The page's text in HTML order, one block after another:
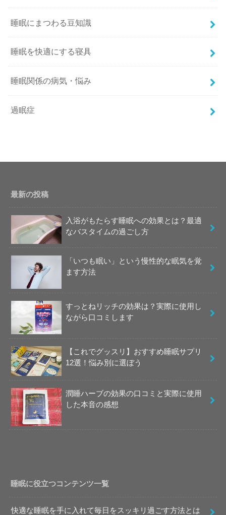
睡眠にまつわる豆知識
睡眠を快適にする寝具
睡眠関係の病気・悩み
過眠症
最新の投稿
入浴がもたらす睡眠への効果とは？最適
なバスタイムの過ごし方
「いつも眠い」という慢性的な眠気を覚
ます方法
すっとねリッチの効果は？実際に使用し
ながら口コミします
【これでグッスリ】おすすめ睡眠サプリ
12選！悩み別に選ぼう
潤睡ハーブの効果の口コミと実際に使用
した本音の感想
睡眠に役立つコンテンツ一覧
快適な睡眠を手に入れて毎日をスッキリ過ごす方法とは